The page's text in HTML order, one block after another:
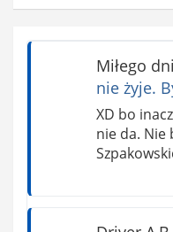
Miłego
nie żyje.
XD bo
nie da. Nie